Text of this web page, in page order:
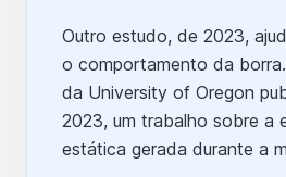
Outro estudo, de 2023,
o comportamento da
da University of Oregon
2023, um trabalho sobre a
estática gerada durante a